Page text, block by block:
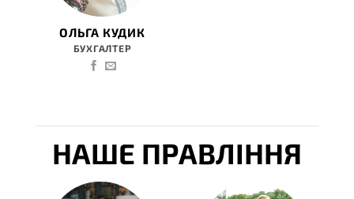
ОЛЬГА КУДИК
БУХГАЛТЕР
НАШЕ ПРАВЛІННЯ